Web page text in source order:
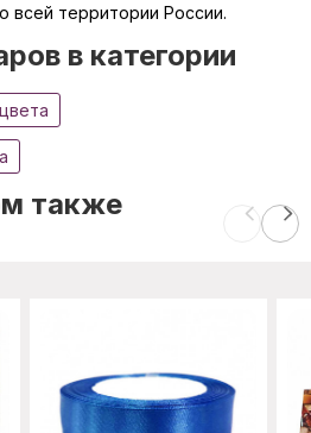
всей территории России.
в категории
также